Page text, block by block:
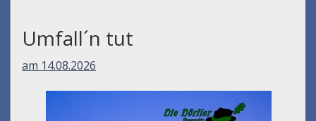
Umfall´n tut
am 14.08.2026